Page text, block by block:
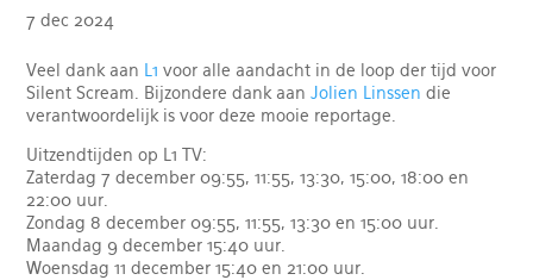
7 dec 2024
Veel dank aan L1 voor alle aandacht in de loop der tijd voor
Silent Scream. Bijzondere dank aanJolien Linssen die
verantwoordelijk is voor deze mooie reportage.
Uitzendtijden op L1 TV:
Zaterdag 7 december 09:55, 11:55, 13:30, 15:00, 18:00 en
22:00 uur.
Zondag 8 december 09:55, 11:55, 13:30 en 15:00 uur.
Maandag 9 december 15:40 uur.
Woensdag 11 december 15:40 en 21:00 uur.